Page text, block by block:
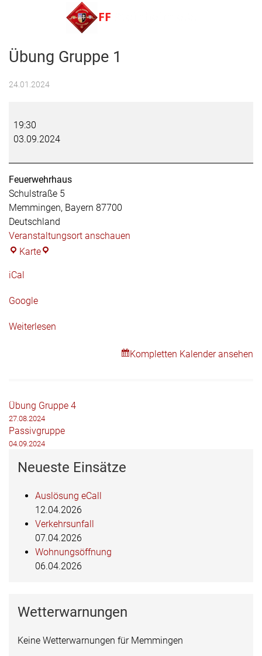
FF Steinheim e.V.
Übung Gruppe 1
24.01.2024
Gruppe
19:30
03.09.2024
Feuerwehrhaus
Schulstraße 5
Memmingen, Bayern 87700
Deutschland
Veranstaltungsort anschauen
KarteFeuerwehrhaus
iCal
Google
Weiterlesen
Kompletten Kalender ansehen
Beitragsnavigation
Übung Gruppe 4
27.08.2024
Passivgruppe
04.09.2024
Neueste Einsätze
Auslösung eCall
12.04.2026
Verkehrsunfall
07.04.2026
Wohnungsöffnung
06.04.2026
Wetterwarnungen
Keine Wetterwarnungen für Memmingen